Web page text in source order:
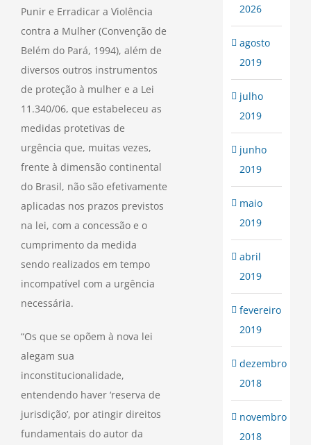
Punir e Erradicar a Violência
contra a Mulher (Convenção de
Belém do Pará, 1994), além de
diversos outros instrumentos
de proteção à mulher e a Lei
11.340/06, que estabeleceu as
medidas protetivas de
urgência que, muitas vezes,
frente à dimensão continental
do Brasil, não são efetivamente
aplicadas nos prazos previstos
na lei, com a concessão e o
cumprimento da medida
sendo realizados em tempo
incompatível com a urgência
necessária.
“Os que se opõem à nova lei
alegam sua
inconstitucionalidade,
entendendo haver ‘reserva de
jurisdição’, por atingir direitos
fundamentais do autor da
2026
agosto
2019
julho
2019
junho
2019
maio
2019
abril
2019
fevereiro
2019
dezembro
2018
novembro
2018